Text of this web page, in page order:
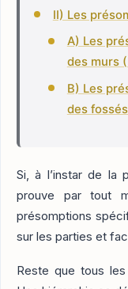
II) Les
A) Les
des murs
B) Les
des
Si, à l’instar de la
prouve par tout
présomptions
sur les parties et
Reste que tous